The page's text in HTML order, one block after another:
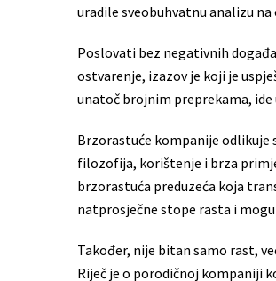
uradile sveobuhvatnu analizu
Poslovati bez negativnih
ostvarenje, izazov je koji je
unatoč brojnim preprekama, ide
Brzorastuće kompanije odlikuje
filozofija, korištenje i brza
brzorastuća preduzeća koja
natprosječne stope rasta i
Također, nije bitan samo rast,
Riječ je o porodičnoj kompaniji